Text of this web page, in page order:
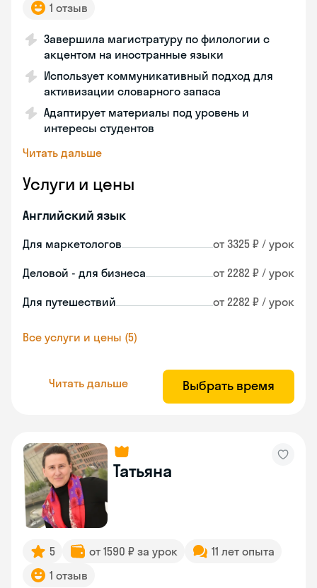
1 отзыв
Завершила магистратуру по филологии с
акцентом на иностранные языки
Использует коммуникативный подход для
активизации словарного запаса
Адаптирует материалы под уровень и
интересы студентов
Читать дальше
Услуги и цены
Английский язык
Для маркетологов от 3325 ₽ / урок
Деловой - для бизнеса от 2282 ₽ / урок
Для путешествий от 2282 ₽ / урок
Все услуги и цены (5)
Читать дальше Выбрать время
Татьяна
5 от 1590 ₽ за урок
11 лет опыта
1 отзыв